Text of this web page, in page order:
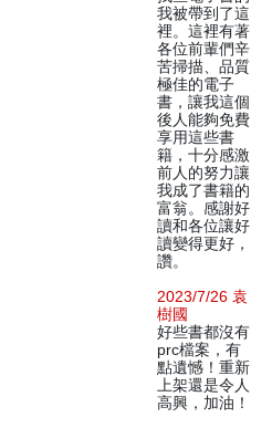
我被帶到了這
裡。這裡有著
各位前輩們辛
苦掃描、品質
極佳的電子
書，讓我這個
後人能夠免費
享用這些書
籍，十分感激
前人的努力讓
我成了書籍的
富翁。感謝好
讀和各位讓好
讀變得更好，
讚。
2023/7/26 袁
樹國
好些書都沒有
prc檔案，有
點遺憾！重新
上架還是令人
高興，加油！